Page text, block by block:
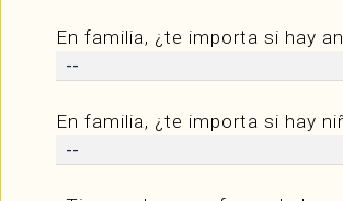
En familia, ¿te importa si hay
En familia, ¿te importa si hay